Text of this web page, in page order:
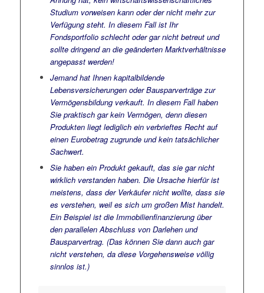
Studium vorweisen kann oder der nicht mehr zur
Verfügung steht. In diesem Fall ist Ihr
Fondsportfolio schlecht oder gar nicht betreut und
sollte dringend an die geänderten Marktverhältnisse
angepasst werden!
Jemand hat Ihnen kapitalbildende
Lebensversicherungen oder Bausparverträge zur
Vermögensbildung verkauft. In diesem Fall haben
Sie praktisch gar kein Vermögen, denn diesen
Produkten liegt lediglich ein verbrieftes Recht auf
einen Eurobetrag zugrunde und kein tatsächlicher
Sachwert.
Sie haben ein Produkt gekauft, das sie gar nicht
wirklich verstanden haben. Die Ursache hierfür ist
meistens, dass der Verkäufer nicht wollte, dass sie
es verstehen, weil es sich um großen Mist handelt.
Ein Beispiel ist die Immobilienfinanzierung über
den parallelen Abschluss von Darlehen und
Bausparvertrag. (Das können Sie dann auch gar
nicht verstehen, da diese Vorgehensweise völlig
sinnlos ist.)